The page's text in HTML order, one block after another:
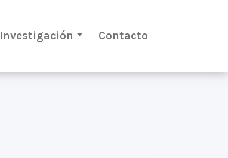
Investigación Contacto